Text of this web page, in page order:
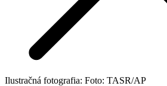
Ilustračná fotografia: Foto: TASR/AP